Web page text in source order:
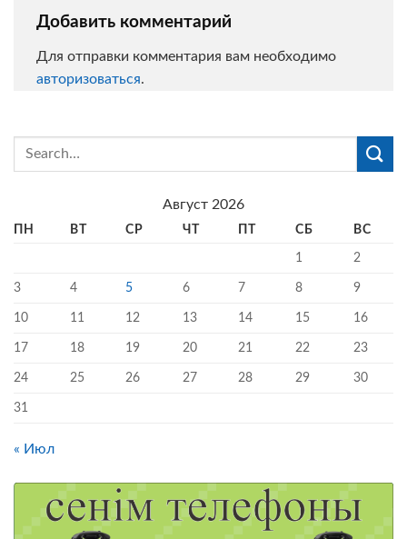
Добавить комментарий
Для отправки комментария вам необходимо
авторизоваться.
Август 2026
ПН ВТ СР ЧТ ПТ СБ ВС
1 2
3 4 5 6 7 8 9
10 11 12 13 14 15 16
17 18 19 20 21 22 23
24 25 26 27 28 29 30
31
« Июл